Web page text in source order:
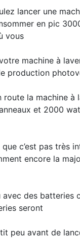
lancer une
en pic
vous
machine à
production
route la machine à
et 2000
c’est pas très
encore la
des batteries
seront
peu avant de